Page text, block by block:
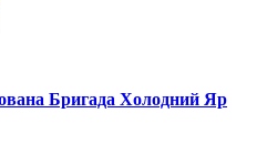
Бригада Холодний Яр